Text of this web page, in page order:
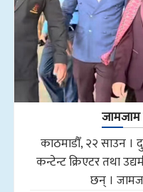
जामजाम
काठमाडौँ, २२ साउन ।
कन्टेन्ट क्रिएटर तथा
छन् ।